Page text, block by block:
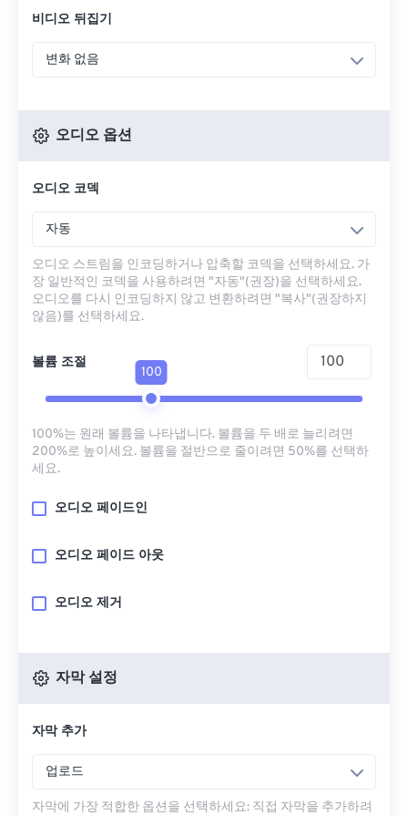
비디오 뒤집기
변화 없음
오디오 옵션
오디오 코덱
자동
오디오 스트림을 인코딩하거나 압축할 코덱을 선택하세요. 가
장 일반적인 코덱을 사용하려면 "자동"(권장)을 선택하세요.
오디오를 다시 인코딩하지 않고 변환하려면 "복사"(권장하지
않음)를 선택하세요.
볼륨 조절
100
100%는 원래 볼륨을 나타냅니다. 볼륨을 두 배로 늘리려면
200%로 높이세요. 볼륨을 절반으로 줄이려면 50%를 선택하
세요.
오디오 페이드인
오디오 페이드 아웃
오디오 제거
자막 설정
자막 추가
업로드
자막에 가장 적합한 옵션을 선택하세요: 직접 자막을 추가하려